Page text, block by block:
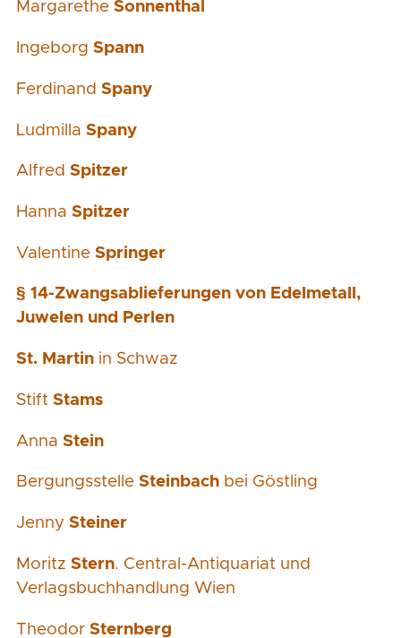
Margarethe Sonnenthal
Ingeborg Spann
Ferdinand Spany
Ludmilla Spany
Alfred Spitzer
Hanna Spitzer
Valentine Springer
§ 14-Zwangsablieferungen von Edelmetall,
Juwelen und Perlen
St. Martin in Schwaz
Stift Stams
Anna Stein
Bergungsstelle Steinbach bei Göstling
Jenny Steiner
Moritz Stern. Central-Antiquariat und
Verlagsbuchhandlung Wien
Theodor Sternberg